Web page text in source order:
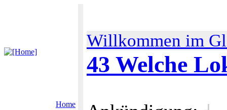
Willkommen im
43 Welche
Home